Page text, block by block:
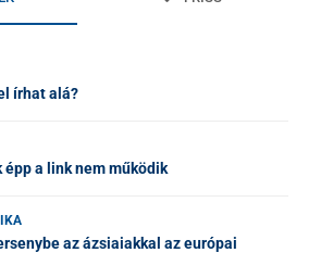
írhat alá?
épp a link nem működik
az ázsiaiakkal az európai